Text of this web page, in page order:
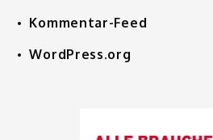
Kommentar-Feed
WordPress.org